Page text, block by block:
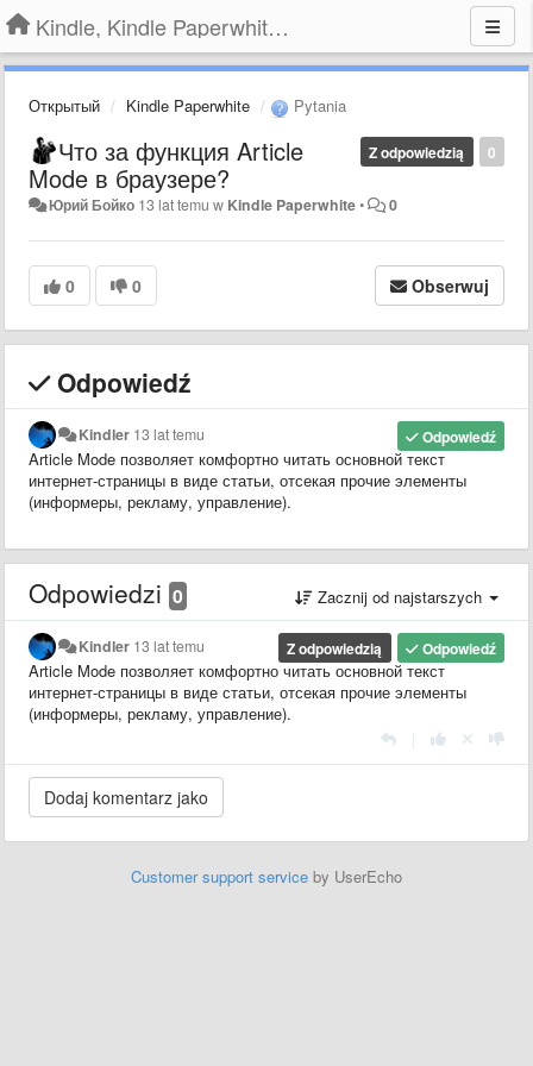
Kindle, Kindle Paperwhite, Kindle Voyage
Открытый Kindle Paperwhite Pytania
0
Z odpowiedzią
Что за функция Article
Mode в браузере?
Юрий Бойко 13 lat temu w Kindle Paperwhite• 0
0 0 Obserwuj
Odpowiedź
Odpowiedź
Kindler 13 lat temu
Article Mode позволяет комфортно читать основной текст
интернет-страницы в виде статьи, отсекая прочие элементы
(информеры, рекламу, управление).
Odpowiedzi 0 Zacznij od najstarszych
Odpowiedź
Z odpowiedzią
Kindler 13 lat temu
Article Mode позволяет комфортно читать основной текст
интернет-страницы в виде статьи, отсекая прочие элементы
(информеры, рекламу, управление).
Customer support service by UserEcho